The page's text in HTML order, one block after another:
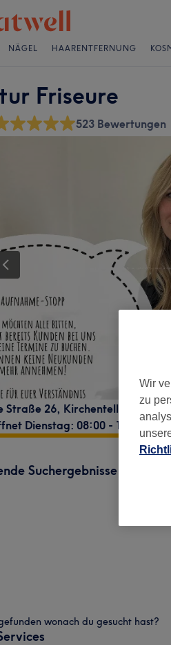
NÄGEL HAARENTFERNUNG
Friseure
523 Bewertungen
Straße 26, Kirchentellinsfurt ,
Dienstag: 08:00 - 18:00
Suchergebnisse
wonach du gesucht hast?
Wir
zu